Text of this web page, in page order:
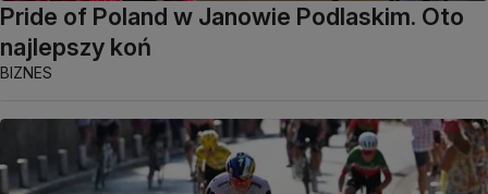
Pride of Poland w Janowie Podlaskim. Oto
najlepszy koń
BIZNES